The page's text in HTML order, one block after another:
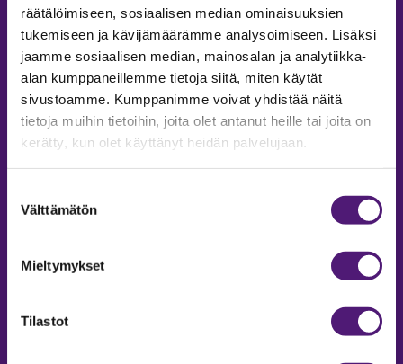
räätälöimiseen, sosiaalisen median ominaisuuksien
tukemiseen ja kävijämäärämme analysoimiseen. Lisäksi
jaamme sosiaalisen median, mainosalan ja analytiikka-
alan kumppaneillemme tietoja siitä, miten käytät
sivustoamme. Kumppanimme voivat yhdistää näitä
tietoja muihin tietoihin, joita olet antanut heille tai joita on
kerätty, kun olet käyttänyt heidän palvelujaan.
valinta
Välttämätön
Mieltymykset
Tilastot
MAJOITUS
Tiedustelut & Varaukset